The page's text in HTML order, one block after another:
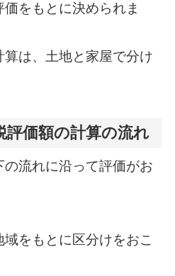
をもとに決められま
算は、土地と家屋で分け
評価額の計算の流れ
流れに沿って評価がお
をもとに区分けをおこ